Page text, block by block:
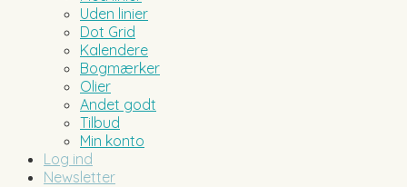
Uden linier
Dot Grid
Kalendere
Bogmærker
Olier
Andet godt
Tilbud
Min konto
Log ind
Newsletter